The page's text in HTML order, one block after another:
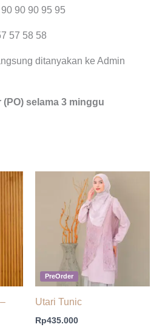
90 90 95 95
57 58 58
ditanyakan ke Admin
selama 3 minggu
PreOrder
Utari Tunic
Rp435.000